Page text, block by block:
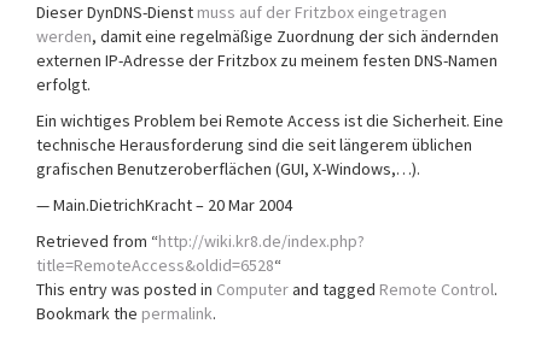
Dieser DynDNS-Dienst muss auf der Fritzbox eingetragen
werden, damit eine regelmäßige Zuordnung der sich ändernden
externen IP-Adresse der Fritzbox zu meinem festen DNS-Namen
erfolgt.
Ein wichtiges Problem bei Remote Access ist die Sicherheit. Eine
technische Herausforderung sind die seit längerem üblichen
grafischen Benutzeroberflächen (GUI, X-Windows,…).
— Main.DietrichKracht – 20 Mar 2004
Retrieved from “http://wiki.kr8.de/index.php?
title=RemoteAccess&oldid=6528“
This entry was posted in Computerand tagged Remote Control.
Bookmark the permalink.